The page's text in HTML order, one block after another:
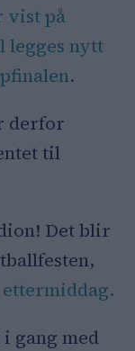
vist på
legges nytt
.
derfor
til
Det blir
gang med